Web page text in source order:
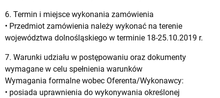
6. Termin i miejsce wykonania zamówienia
• Przedmiot zamówienia należy wykonać na terenie
województwa dolnośląskiego w terminie 18-25.10.2019 r.
7. Warunki udziału w postępowaniu oraz dokumenty
wymagane w celu spełnienia warunków
Wymagania formalne wobec Oferenta/Wykonawcy:
• posiada uprawnienia do wykonywania określonej